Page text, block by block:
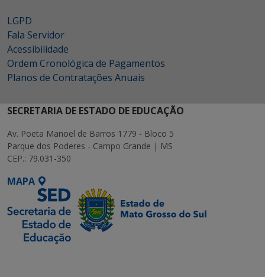
LGPD
Fala Servidor
Acessibilidade
Ordem Cronológica de Pagamentos
Planos de Contratações Anuais
SECRETARIA DE ESTADO DE EDUCAÇÃO
Av. Poeta Manoel de Barros 1779 - Bloco 5
Parque dos Poderes - Campo Grande | MS
CEP.: 79.031-350
MAPA